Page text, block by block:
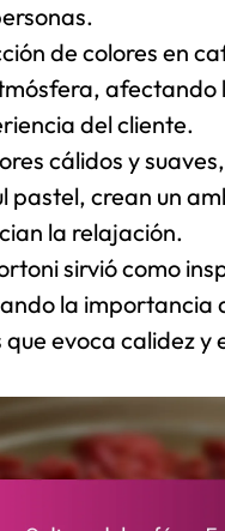
de colores en
afectando
del cliente.
cálidos y
pastel, crean un
la relajación.
sirvió como
la importancia
que evoca calidez y